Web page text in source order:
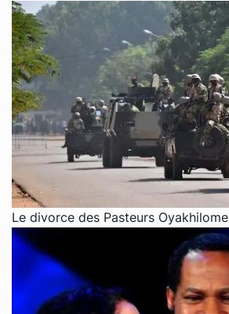
Le divorce des Pasteurs Oyakhilome